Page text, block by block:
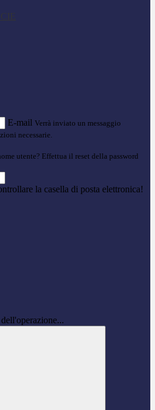
E-mail Verrà inviato un messaggio
necessarie.
utente? Effettua il reset della password
la casella di posta elettronica!